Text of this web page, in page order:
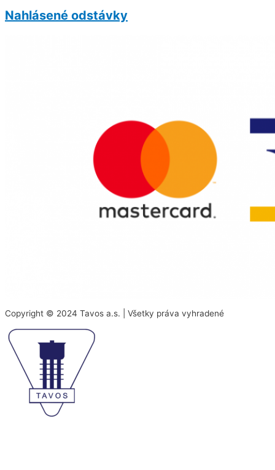
Nahlásené odstávky
Copyright © 2024 Tavos a.s. | Všetky práva vyhradené